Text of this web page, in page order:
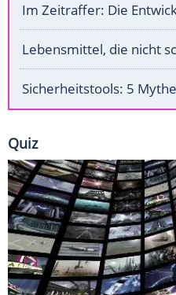
Im Zeitraffer: Die
Lebensmittel, die nicht
Sicherheitstools: 5
Quiz